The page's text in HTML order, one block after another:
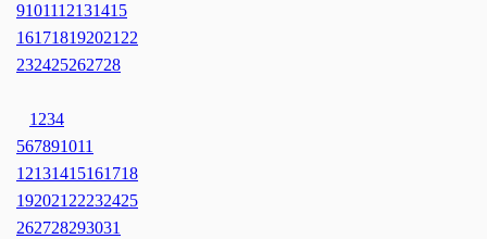
9101112131415
161718192021 22
232425262728
1 234
567891011
12131415161718
192021 22232425
262728293031